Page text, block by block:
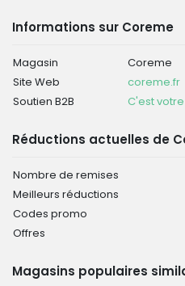
Informations sur Coreme
Magasin
Coreme
Site Web
coreme.fr
Soutien B2B
C'est
Réductions actuelles de
Nombre de remises
Meilleurs réductions
Codes promo
Offres
Magasins populaires